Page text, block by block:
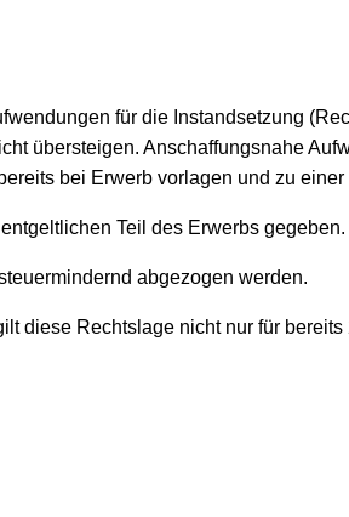
für die Instandsetzung
übersteigen. Anschaffungsnahe
bei Erwerb vorlagen und zu
Teil des Erwerbs gegeben.
abgezogen werden.
diese Rechtslage nicht nur für